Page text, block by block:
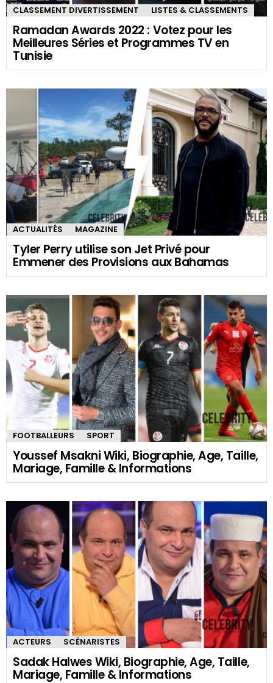
CLASSEMENT DIVERTISSEMENT LISTES & CLASSEMENTS
Ramadan Awards 2022 : Votez pour les
Meilleures Séries et Programmes TV en
Tunisie
ACTUALITÉS MAGAZINE
Tyler Perry utilise son Jet Privé pour
Emmener des Provisions aux Bahamas
FOOTBALLEURS SPORT
Youssef Msakni Wiki, Biographie, Age, Taille,
Mariage, Famille & Informations
ACTEURS SCÉNARISTES
Sadak Halwes Wiki, Biographie, Age, Taille,
Mariage, Famille & Informations